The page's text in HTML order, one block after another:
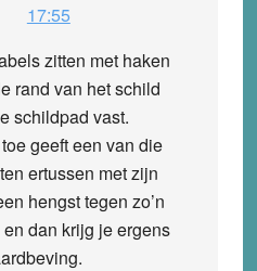
17:55
zitten met haken
rand van het schild
schildpad vast.
geeft een van die
ertussen met zijn
hengst tegen zo’n
dan krijg je ergens